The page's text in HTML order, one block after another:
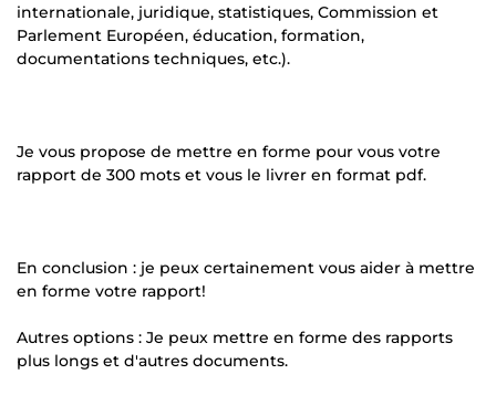
internationale, juridique, statistiques, Commission et
Parlement Européen, éducation, formation,
documentations techniques, etc.).
Je vous propose de mettre en forme pour vous votre
rapport de 300 mots et vous le livrer en format pdf.
En conclusion : je peux certainement vous aider à mettre
en forme votre rapport!
Autres options : Je peux mettre en forme des rapports
plus longs et d'autres documents.